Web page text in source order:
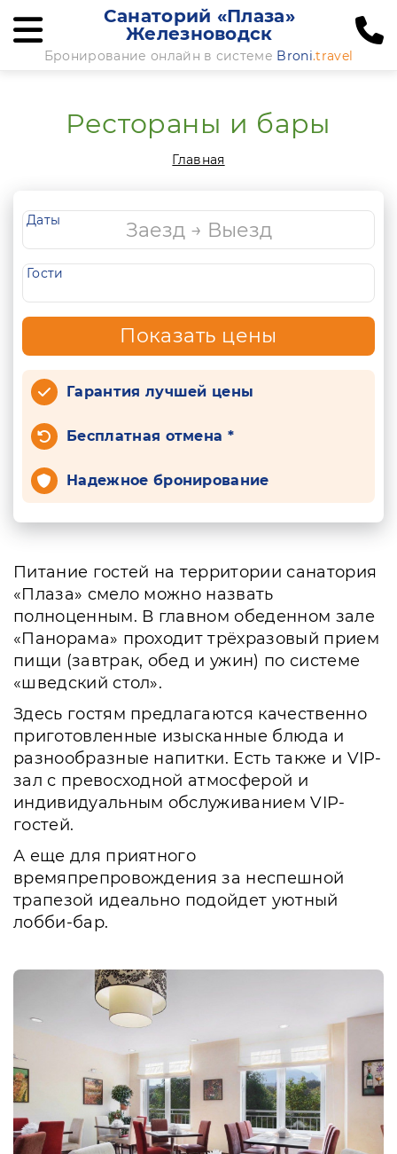
Санаторий «Плаза»
Железноводск
Бронирование онлайн в системе Broni.travel
Рестораны и бары
Главная
Даты
Гости
Показать цены
Гарантия лучшей цены
Бесплатная отмена *
Надежное бронирование
Питание гостей на территории санатория
«Плаза» смело можно назвать
полноценным. В главном обеденном зале
«Панорама» проходит трёхразовый прием
пищи (завтрак, обед и ужин) по системе
«шведский стол».
Здесь гостям предлагаются качественно
приготовленные изысканные блюда и
разнообразные напитки. Есть также и VIP-
зал с превосходной атмосферой и
индивидуальным обслуживанием VIP-
гостей.
А еще для приятного
времяпрепровождения за неспешной
трапезой идеально подойдет уютный
лобби-бар.